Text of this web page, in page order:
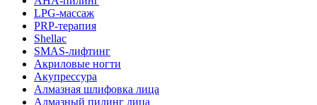
LPG-массаж
PRP-терапия
Shellac
SMAS-лифтинг
Акриловые ногти
Акупрессура
Алмазная шлифовка лица
Алмазный пилинг лица